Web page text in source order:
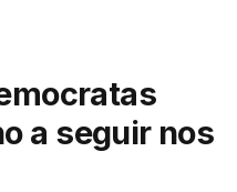
a seguir nos